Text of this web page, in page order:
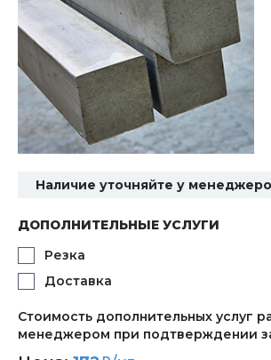
Наличие уточняйте у
ДОПОЛНИТЕЛЬНЫЕ УСЛУГИ
Резка
Доставка
Стоимость дополнительных услуг
менеджером при подтверждении